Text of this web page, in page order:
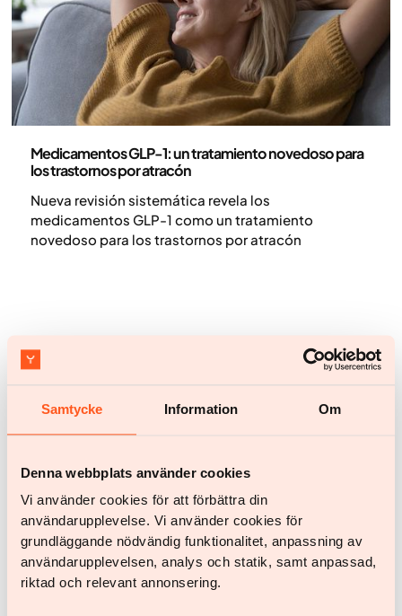
Samtycke Information Om
Denna webbplats använder cookies
Vi använder cookies för att förbättra din
användarupplevelse. Vi använder cookies för
grundläggande nödvändig funktionalitet, anpassning av
användarupplevelsen, analys och statik, samt anpassad,
riktad och relevant annonsering.
Medicamentos GLP-1: un tratamiento novedoso para
los trastornos por atracón
Nueva revisión sistemática revela los
medicamentos GLP-1 como un tratamiento
novedoso para los trastornos por atracón
¿Tienes alguna pregunta?
Chatea con nosotros help@yazen.com
Respuesta en 24 horas
Nuestro servicio